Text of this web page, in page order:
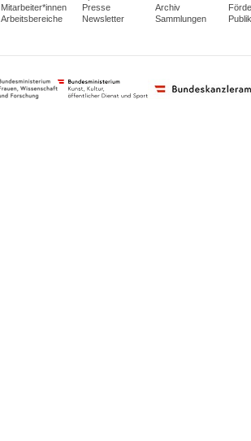
Mitarbeiter*innen
Arbeitsbereiche
Presse
Newsletter
Archiv
Sammlungen